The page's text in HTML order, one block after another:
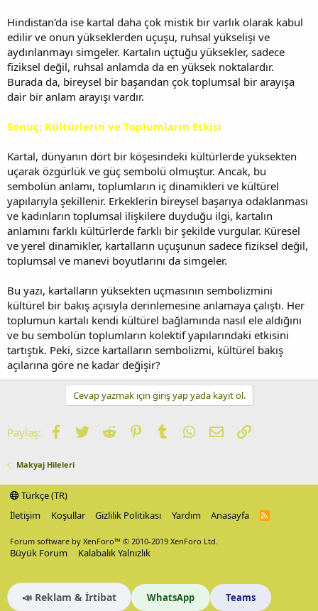
Hindistan'da ise kartal daha çok mistik bir varlık olarak kabul
edilir ve onun yükseklerden uçuşu, ruhsal yükselişi ve
aydınlanmayı simgeler. Kartalın uçtuğu yüksekler, sadece
fiziksel değil, ruhsal anlamda da en yüksek noktalardır.
Burada da, bireysel bir başarıdan çok toplumsal bir arayışa
dair bir anlam arayışı vardır.
Sonuç: Kültürlerin ve Toplumların Etkisi
Kartal, dünyanın dört bir köşesindeki kültürlerde yüksekten
uçarak özgürlük ve güç sembolü olmuştur. Ancak, bu
sembolün anlamı, toplumların iç dinamikleri ve kültürel
yapılarıyla şekillenir. Erkeklerin bireysel başarıya odaklanması
ve kadınların toplumsal ilişkilere duyduğu ilgi, kartalın
anlamını farklı kültürlerde farklı bir şekilde vurgular. Küresel
ve yerel dinamikler, kartalların uçuşunun sadece fiziksel değil,
toplumsal ve manevi boyutlarını da simgeler.
Bu yazı, kartalların yüksekten uçmasının sembolizmini
kültürel bir bakış açısıyla derinlemesine anlamaya çalıştı. Her
toplumun kartalı kendi kültürel bağlamında nasıl ele aldığını
ve bu sembolün toplumların kolektif yapılarındaki etkisini
tartıştık. Peki, sizce kartalların sembolizmi, kültürel bakış
açılarına göre ne kadar değişir?
Cevap yazmak için giriş yap yada kayıt ol.
Paylaş: Facebook
TwitterReddit PinterestTumblrWhatsApp
E-postaLink
Makyaj Hileleri
Türkçe (TR)
İletişim
Koşullar Gizlilik Politikası Yardım Anasayfa
R
Forum software by XenForo™ © 2010-2019 XenForo Ltd.
Büyük Forum Kalabalık Yalnızlık
📣 Reklam & İrtibat WhatsApp Teams